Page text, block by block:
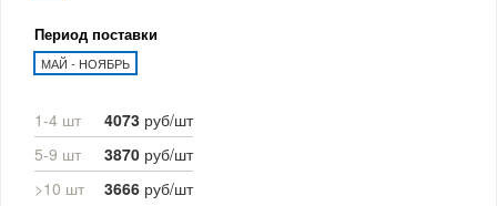
Период поставки
МАЙ - НОЯБРЬ
1-4 шт 4073 руб/шт
5-9 шт
3870 руб/шт
>10 шт
3666 руб/шт